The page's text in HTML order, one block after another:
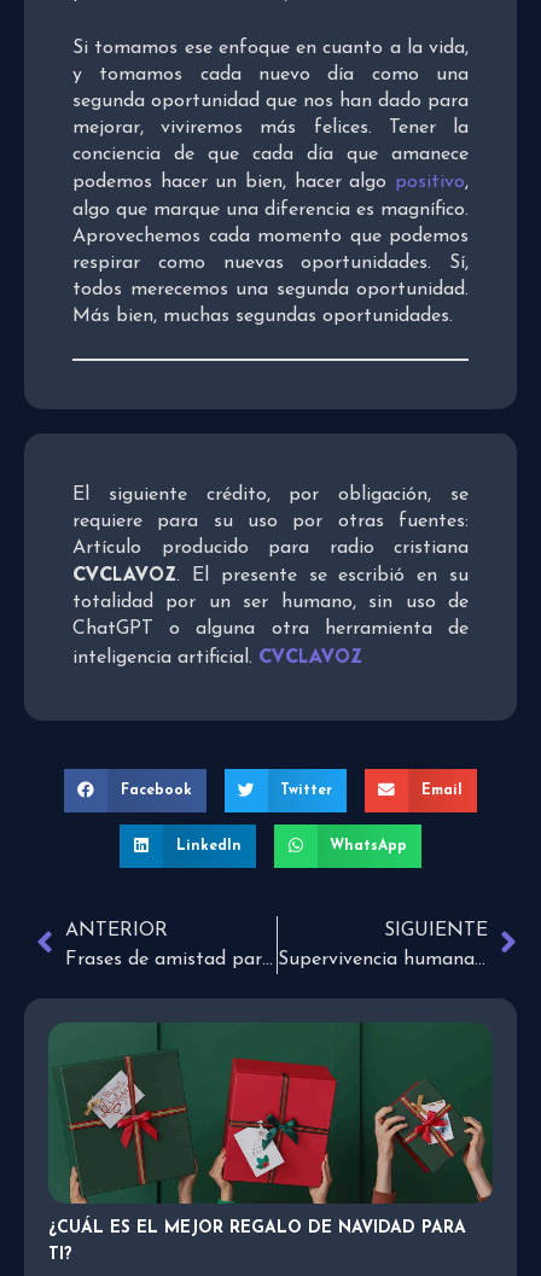
Si tomamos ese enfoque en cuanto a la vida,
y tomamos cada nuevo día como una
segunda oportunidad que nos han dado para
mejorar, viviremos más felices. Tener la
conciencia de que cada día que amanece
podemos hacer un bien, hacer algo positivo,
algo que marque una diferencia es magnífico.
Aprovechemos cada momento que podemos
respirar como nuevas oportunidades. Sí,
todos merecemos una segunda oportunidad.
Más bien, muchas segundas oportunidades.
El siguiente crédito, por obligación, se
requiere para su uso por otras fuentes:
Artículo producido para radio cristiana
CVCLAVOZ. El presente se escribió en su
totalidad por un ser humano, sin uso de
ChatGPT o alguna otra herramienta de
inteligencia artificial. CVCLAVOZ
Facebook Twitter Email
LinkedIn WhatsApp
ANTERIOR
Frases de amistad para dedicar a un amigo
SIGUIENTE
Supervivencia humana y buena suerte
¿CUÁL ES EL MEJOR REGALO DE NAVIDAD PARA
TI?